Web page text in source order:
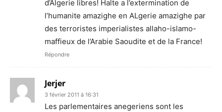
d’Algerie libres! Halte a l’extermination de
l’humanite amazighe en ALgerie amazighe par
des terroristes imperialistes allaho-islamo-
maffieux de l’Arabie Saoudite et de la France!
Répondre
Jerjer
3 février 2011 à 16:31
Les parlementaires anegeriens sont les